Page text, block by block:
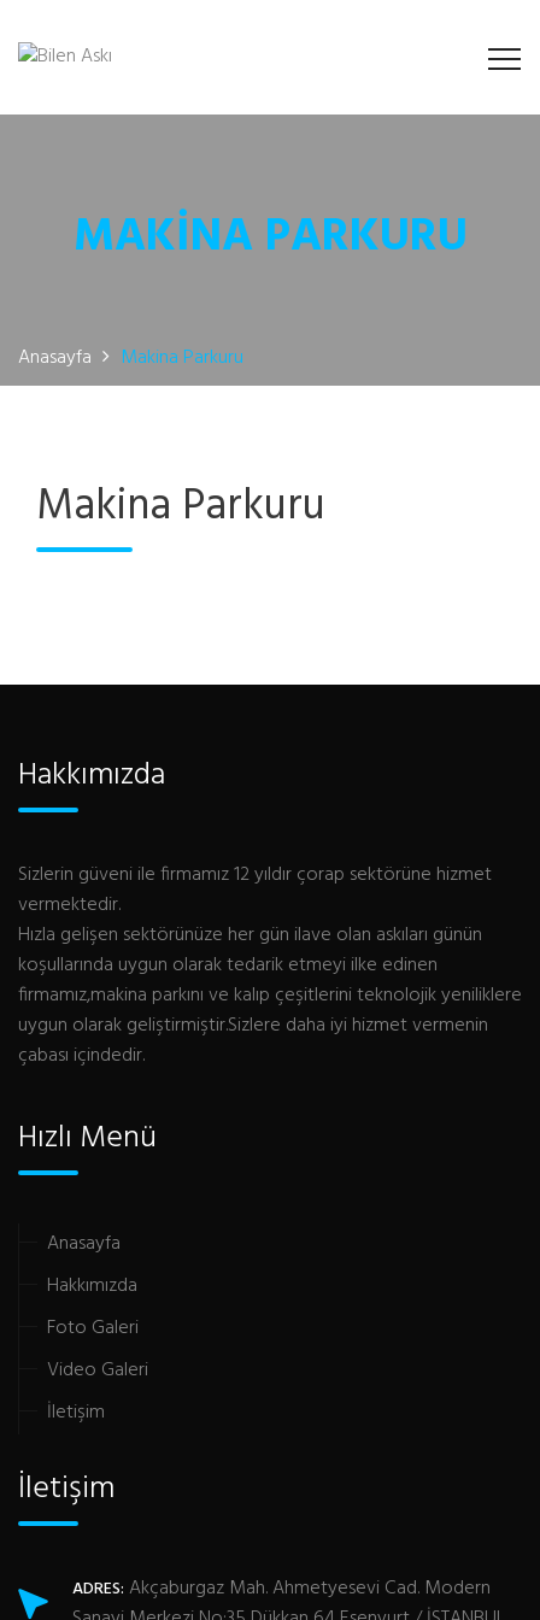
MAKINA PARKURU
Anasayfa Makina Parkuru
Makina Parkuru
Hakkımızda
Sizlerin güveni ile firmamız 12 yıldır çorap sektörüne hizmet
vermektedir.
Hızla gelişen sektörünüze her gün ilave olan askıları günün
koşullarında uygun olarak tedarik etmeyi ilke edinen
firmamız,makina parkını ve kalıp çeşitlerini teknolojik yeniliklere
uygun olarak geliştirmiştir.Sizlere daha iyi hizmet vermenin
çabası içindedir.
Hızlı Menü
Anasayfa
Hakkımızda
Foto Galeri
Video Galeri
İletişim
İletişim
ADRES: Akçaburgaz Mah. Ahmetyesevi Cad. Modern